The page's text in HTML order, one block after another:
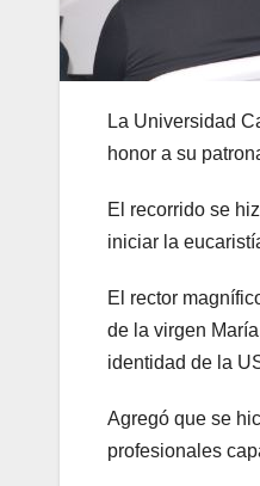
La Universidad
honor a su
El recorrido se
iniciar la
El rector
de la virgen
identidad de la
Agregó que se
profesionales